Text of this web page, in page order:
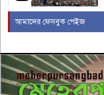
৬
আমাদের ফেসবুক পেইজ